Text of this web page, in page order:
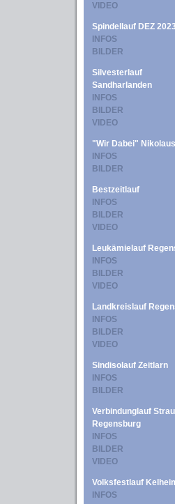
VIDEO
Spindellauf DEZ 2023
INFOS
BILDER
Silvesterlauf
Sandharlanden
INFOS
BILDER
VIDEO
"Wir Dabei"
INFOS
BILDER
Bestzeitlauf
INFOS
BILDER
VIDEO
Leukämielauf
INFOS
BILDER
VIDEO
Landkreislauf
INFOS
BILDER
VIDEO
Sindisolauf Zeitlarn
INFOS
BILDER
Verbindunglauf
Regensburg
INFOS
BILDER
VIDEO
Volksfestlauf
INFOS